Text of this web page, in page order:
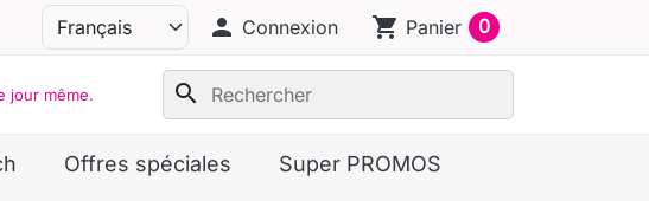
person Connexion shopping_cart Panier 0
jour même. search
Offres spéciales Super PROMOS